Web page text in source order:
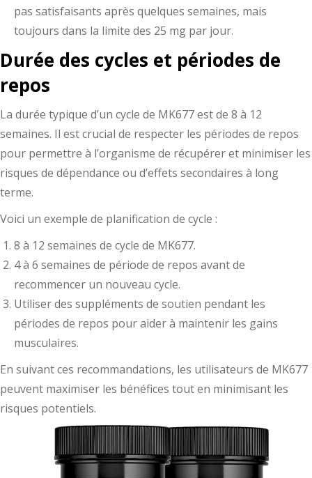
pas satisfaisants après quelques semaines, mais
toujours dans la limite des 25 mg par jour.
Durée des cycles et périodes de
repos
La durée typique d’un cycle de MK677 est de 8 à 12
semaines. Il est crucial de respecter les périodes de repos
pour permettre à l’organisme de récupérer et minimiser les
risques de dépendance ou d’effets secondaires à long
terme.
Voici un exemple de planification de cycle :
8 à 12 semaines de cycle de MK677.
4 à 6 semaines de période de repos avant de
recommencer un nouveau cycle.
Utiliser des suppléments de soutien pendant les
périodes de repos pour aider à maintenir les gains
musculaires.
En suivant ces recommandations, les utilisateurs de MK677
peuvent maximiser les bénéfices tout en minimisant les
risques potentiels.